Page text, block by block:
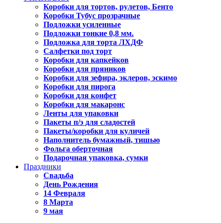
Коробки для тортов, рулетов, Бенто
Коробки Тубус прозрачные
Подложки усиленные
Подложки тонкие 0,8 мм.
Подложка для торта ЛХДФ
Салфетки под торт
Коробки для капкейков
Коробки для пряников
Коробки для зефира, эклеров, эскимо
Коробки для пирога
Коробки для конфет
Коробки для макаронс
Ленты для упаковки
Пакеты п/э для сладостей
Пакеты/коробки для куличей
Наполнитель бумажный, тишью
Фольга оберточная
Подарочная упаковка, сумки
Праздники
Свадьба
День Рождения
14 Февраля
8 Марта
9 мая